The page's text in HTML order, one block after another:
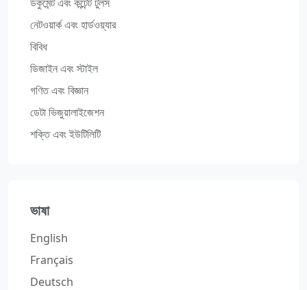
নেটওয়ার্ক এবং হার্ডওয়্যার
বিবিধ
ডিজাইন এবং স্টাইল
গণিত এবং বিজ্ঞান
ডেটা ভিজুয়ালাইজেশন
শক্তি এবং ইউটিলিটি
ভাষা
English
Français
Deutsch